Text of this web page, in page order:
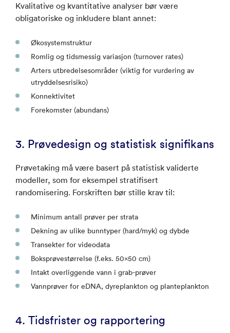
Kvalitative og kvantitative analyser bør være
obligatoriske og inkludere blant annet:
Økosystemstruktur
Romlig og tidsmessig variasjon (turnover rates)
Arters utbredelsesområder (viktig for vurdering av
utryddelsesrisiko)
Konnektivitet
Forekomster (abundans)
3. Prøvedesign og statistisk signifikans
Prøvetaking må være basert på statistisk validerte
modeller, som for eksempel stratifisert
randomisering. Forskriften bør stille krav til:
Minimum antall prøver per strata
Dekning av ulike bunntyper (hard/myk) og dybde
Transekter for videodata
Boksprøvestørrelse (f.eks. 50x50 cm)
Intakt overliggende vann i grab-prøver
Vannprøver for eDNA, dyreplankton og planteplankton
4. Tidsfrister og rapportering